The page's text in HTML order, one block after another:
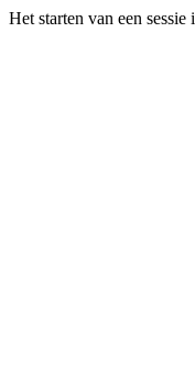
Het starten van een